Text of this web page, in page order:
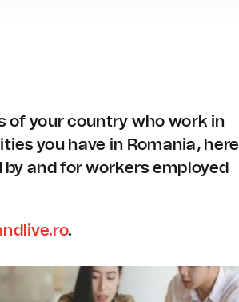
of your country who work in
you have in Romania, here
and for workers employed
.